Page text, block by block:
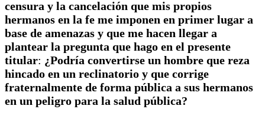
censura y la cancelación que mis propios
hermanos en la fe me imponen en primer lugar a
base de amenazas y que me hacen llegar a
plantear la pregunta que hago en el presente
titular: ¿Podría convertirse un hombre que reza
hincado en un reclinatorio y que corrige
fraternalmente de forma pública a sus hermanos
en un peligro para la salud pública?